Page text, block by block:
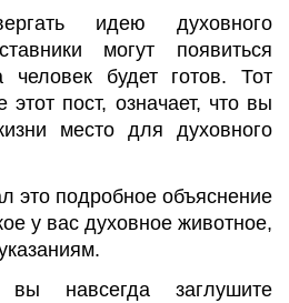
идею духовного
могут появиться
человек будет готов. Тот
этот пост, означает, что вы
место для духовного
это подробное объяснение
у вас духовное животное,
вы навсегда заглушите